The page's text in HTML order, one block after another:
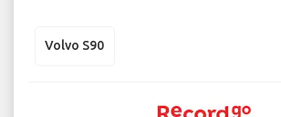
Volvo S90